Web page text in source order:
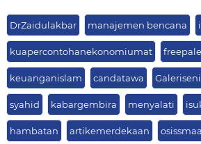
DrZaidulakbar manajemen bencana
kuapercontohanekonomiumat
keuanganislam candatawa Galeriseni
syahid kabargembira menyalati
hambatan artikemerdekaan